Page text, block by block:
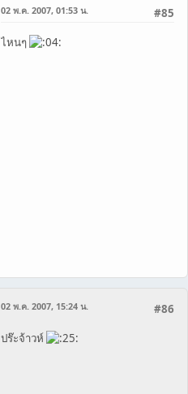
#85
02 พ.ค. 2007, 01:53 น.
ไหนๆ
#86
02 พ.ค. 2007, 15:24 น.
ปร๊ะจ้าวห์